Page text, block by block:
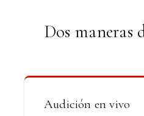
Dos maneras
Audición en vivo